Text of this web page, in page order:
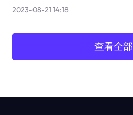
2023-08-21 14:18
查看全部